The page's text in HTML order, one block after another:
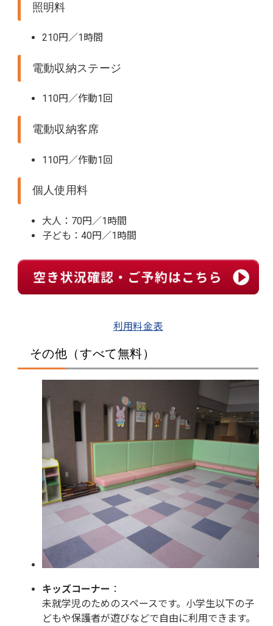
照明料
210円／1時間
電動収納ステージ
110円／作動1回
電動収納客席
110円／作動1回
個人使用料
大人：70円／1時間
子ども：40円／1時間
利用料金表
その他（すべて無料）
キッズコーナー ：
未就学児のためのスペースです。小学生以下の子
どもや保護者が遊びなどで自由に利用できます。